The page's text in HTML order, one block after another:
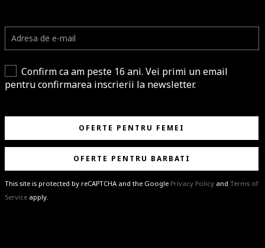
Confirm ca am peste 16 ani. Vei primi un email
pentru confirmarea inscrierii la newsletter.
OFERTE PENTRU FEMEI
OFERTE PENTRU BARBATI
This site is protected by reCAPTCHA and the Google Privacy Policy and Terms of
Service apply.